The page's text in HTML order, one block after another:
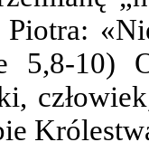
Piotra:
5,8-10)